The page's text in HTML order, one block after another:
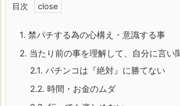
目次
1. 禁パチする為の心構え・意識する事
2. 当たり前の事を理解して、自分に言い
2.1. パチンコは『絶対』に勝てない
2.2. 時間・お金のムダ